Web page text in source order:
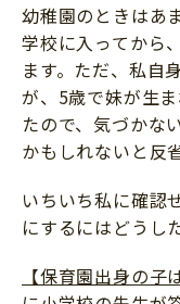
幼稚園のときはあ
学校に入ってから
ます。ただ、私自
が、5歳で妹が生
たので、気づかな
かもしれないと反
いちいち私に確認
にするにはどうし
【保育園出身の